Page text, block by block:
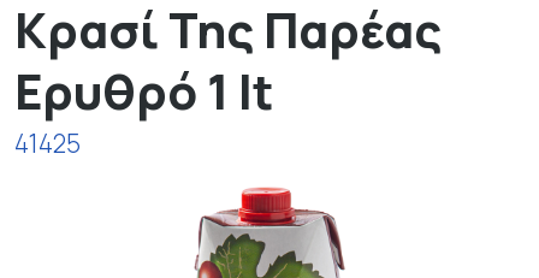
Κρασί Της Παρέας
Ερυθρό 1 lt
41425